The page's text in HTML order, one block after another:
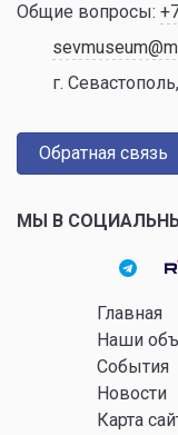
Общие вопросы:
г.
Обратная связь
МЫ В
Главная
Наши
События
Новости
Карта